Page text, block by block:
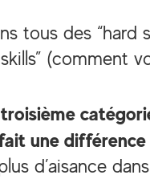
tous des “hard
(comment
une
d’aisance